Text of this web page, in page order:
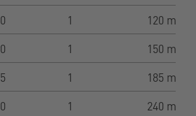
1
120 mm²
1
150 mm²
1
185 mm²
1
240 mm²